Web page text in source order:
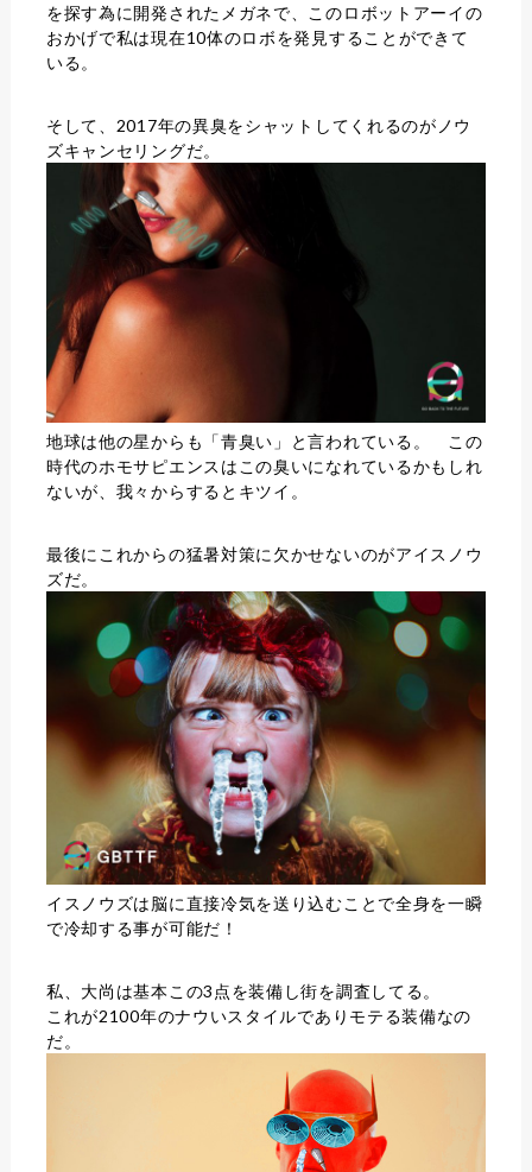
を探す為に開発されたメガネで、このロボットアーイの
おかげで私は現在10体のロボを発見することができて
いる。
そして、2017年の異臭をシャットしてくれるのが ノウ
ズキャンセリングだ。
地球は他の星からも「青臭い」と言われている。 この
時代のホモサピエンスはこの臭いになれているかもしれ
ないが、我々からするとキツイ。
最後にこれからの猛暑対策に欠かせないのがアイスノウ
ズだ。
イスノウズは脳に直接冷気を送り込むことで全身を一瞬
で冷却する事が可能だ！
私、大尚は基本この3点を装備し街を調査してる。
これが2100年のナウいスタイルでありモテる装備なの
だ。